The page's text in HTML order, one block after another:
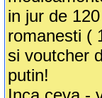
in jur de
romanesti (
si voutcher
putin!